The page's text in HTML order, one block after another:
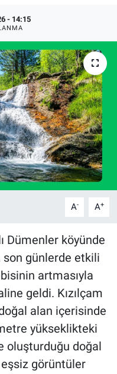
- 14:15
A- A+
Dümenler köyünde
son günlerde etkili
artmasıyla
geldi. Kızılçam
alan içerisinde
yükseklikteki
oluşturduğu doğal
görüntüler